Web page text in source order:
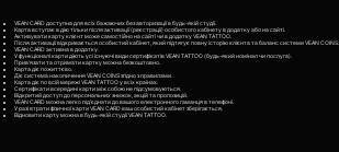
VEAN CARD доступна для всіх бажаючих без авторизації в будь-якій студії.
Карта вступає в дію тільки після активації (реєстрації) особистого кабінету в додатку або на сайті.
Активувати карту клієнт може самостійно на сайті чи в додатку VEAN TATTOO.
Після активації відкривається особистий кабінет, який підтягує повну історію клієнта та баланс системи VEAN COINS.
VEAN CARD активна в додатку.
У функціоналі карти діють усі існуючі види сертифікатів VEAN TATTOO (будь-який номінал чи послуга).
Привʼязати та отримати картку можна безкоштовно.
Карта діє пожиттєво.
Діє система накопичення VEAN COINS згідно з правилами.
Карта діє по всій мережі VEAN TATTOO у всіх країнах.
Сертифікати всередині карти між собою не підсумовуються.
Відкритий доступ до персональних знижок, акцій та пропозицій.
VEAN CARD можна легко підʼєднати до вашого електронного гаманця в телефоні.
У разі втрати фізичної карти VEAN CARD ваш особистий кабінет зберігається.
Відновити карту можна в будь-якій студії VEAN TATTOO.